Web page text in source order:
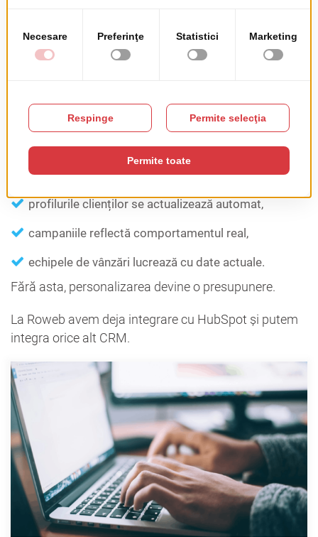
operațiunilor
Rezervările sunt într-un sistem. Lead-urile în altul.
Suportul în altă parte.
Integrarea le conectează.
Când este făcută corect:
profilurile clienților se actualizează automat,
campaniile reflectă comportamentul real,
echipele de vânzări lucrează cu date actuale.
Fără asta, personalizarea devine o presupunere.
La Roweb avem deja integrare cu HubSpot și putem
integra orice alt CRM.